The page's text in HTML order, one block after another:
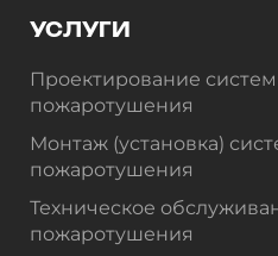
УСЛУГИ
Проектирование систем
пожаротушения
Монтаж (установка)
пожаротушения
Техническое
пожаротушения